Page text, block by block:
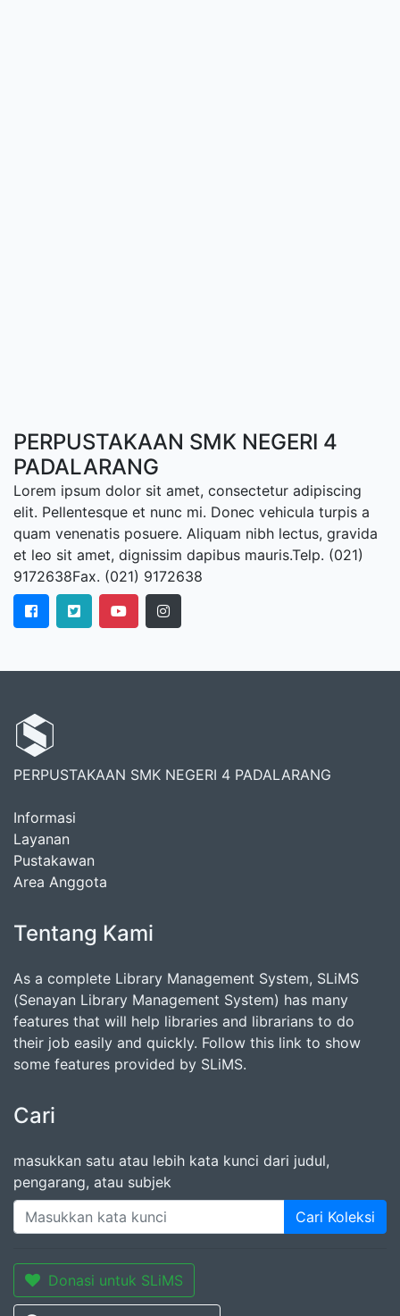
PERPUSTAKAAN SMK NEGERI 4
PADALARANG
Lorem ipsum dolor sit amet, consectetur adipiscing
elit. Pellentesque et nunc mi. Donec vehicula turpis a
quam venenatis posuere. Aliquam nibh lectus, gravida
et leo sit amet, dignissim dapibus mauris.Telp. (021)
9172638Fax. (021) 9172638
PERPUSTAKAAN SMK NEGERI 4 PADALARANG
Informasi
Layanan
Pustakawan
Area Anggota
Tentang Kami
As a complete Library Management System, SLiMS
(Senayan Library Management System) has many
features that will help libraries and librarians to do
their job easily and quickly. Follow this link to show
some features provided by SLiMS.
Cari
masukkan satu atau lebih kata kunci dari judul,
pengarang, atau subjek
Cari Koleksi
Donasi untuk SLiMS